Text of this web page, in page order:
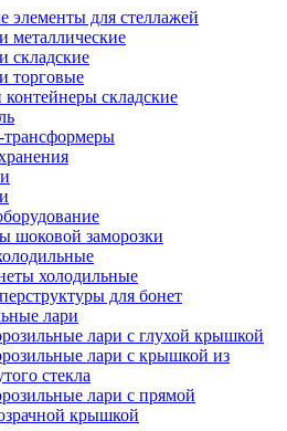
элементы для стеллажей
металлические
складские
торговые
складские
шоковой заморозки
холодильные
для бонет
лари
лари с глухой крышкой
лари с крышкой из
стекла
лари с прямой
крышкой